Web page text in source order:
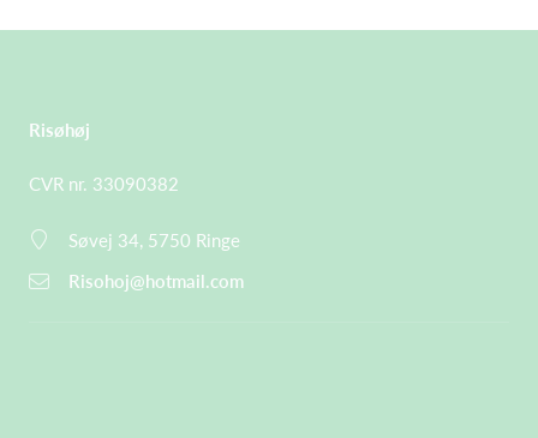
Risøhøj
CVR nr. 33090382
Søvej 34, 5750 Ringe
Risohoj@hotmail.com